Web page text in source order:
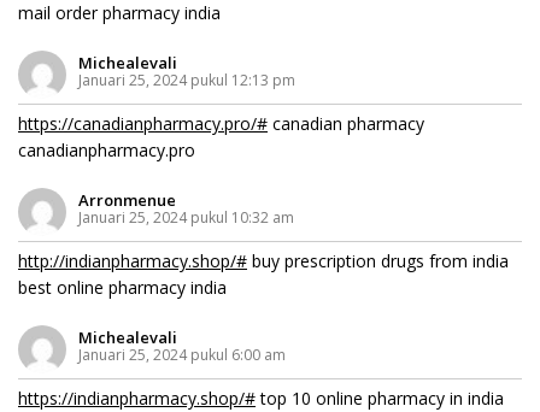
mail order pharmacy india
Michealevali
Januari 25, 2024 pukul 12:13 pm
https://canadianpharmacy.pro/# canadian pharmacy
canadianpharmacy.pro
Arronmenue
Januari 25, 2024 pukul 10:32 am
http://indianpharmacy.shop/# buy prescription drugs from india
best online pharmacy india
Michealevali
Januari 25, 2024 pukul 6:00 am
https://indianpharmacy.shop/#top 10 online pharmacy in india